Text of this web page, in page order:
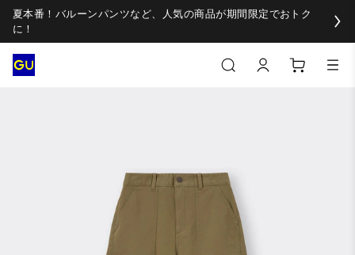
夏本番！バルーンパンツなど、人気の商品が期間限定でおトク
に！